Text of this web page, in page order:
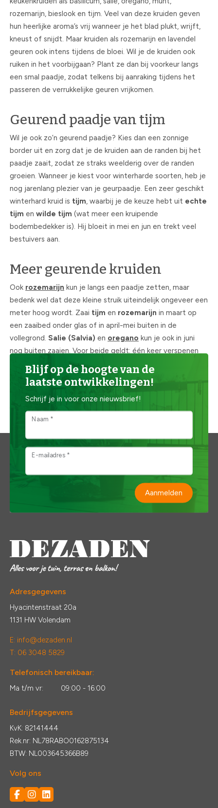
rozemarijn, bieslook en tijm. Veel van deze kruiden geven
hun heerlijke aroma’s vrij wanneer je het blad plukt, wrijft,
kneust of snijdt. Maar kruiden als rozemarijn en lavendel
geuren ook intens tijdens de bloei. Wil je de kruiden ook
ruiken in het voorbijgaan? Plant ze dan bij voorkeur langs
een smal paadje, zodat telkens bij aanraking tijdens het
passeren de verrukkelijke geuren vrijkomen.
Geurend paadje van tijm
Wil je ook zo’n geurend paadje? Kies dan een zonnige
border uit en zorg dat je de kruiden aan de randen bij het
paadje zaait, zodat ze straks weelderig over de randen
groeien. Wanneer je kiest voor winterharde soorten, heb je
nog jarenlang plezier van je geurpaadje. Een zeer geschikt
winterhard kruid is tijm, waarbij je de keuze hebt uit echte
tijm en wilde tijm (wat meer een kruipende
bodembedekker is). Hij bloeit in mei en jun en trekt veel
bestuivers aan.
Meer geurende kruiden
Ook rozemarijn kun je langs een paadje zetten, maar
bedenk wel dat deze kleine struik uiteindelijk ongeveer een
meter hoog wordt. Zaai tijm en rozemarijn in maart op
een zaaibed onder glas of in april-mei buiten in de
vollegrond. Salie (Salvia) en oregano kun je ook in juni
nog buiten zaaien. Voor beide geldt: één keer verspenen
en vervolgens uitplanten. Het fijne aan zo'n geurend
kruidenpaadje is dat je er ook nog heerlijk van kunt plukken,
voor in een echte Italiaanse pasta bijvoorbeeld.
Blijf op de hoogte van de
laatste ontwikkelingen!
Schrijf je in voor onze nieuwsbrief!
Naam *
E-mailadres *
Aanmelden
Adresgegevens
Hyacintenstraat 20a
1131 HW Volendam
E: info@dezaden.nl
T: 06 3048 5829
Telefonisch bereikbaar:
Ma t/m vr: 09:00 - 16:00
Bedrijfsgegevens
KvK: 82141444
Rek.nr: NL78RABO0162875134
BTW: NL003645366B89
Volg ons